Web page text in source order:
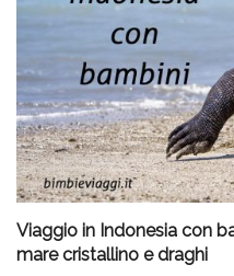
Viaggio in Indonesia con
mare cristallino e draghi